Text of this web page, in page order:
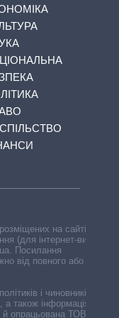
на сайті,
(для інтернет-видань
Посилання
від повного або
і чиновників,
також інформація про
й опрацьована ТОВ «ІА